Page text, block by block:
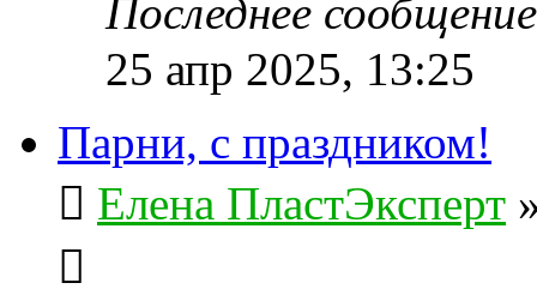
Последнее
25 апр 2025, 13:25
Парни, с праздником!
Елена ПластЭксперт